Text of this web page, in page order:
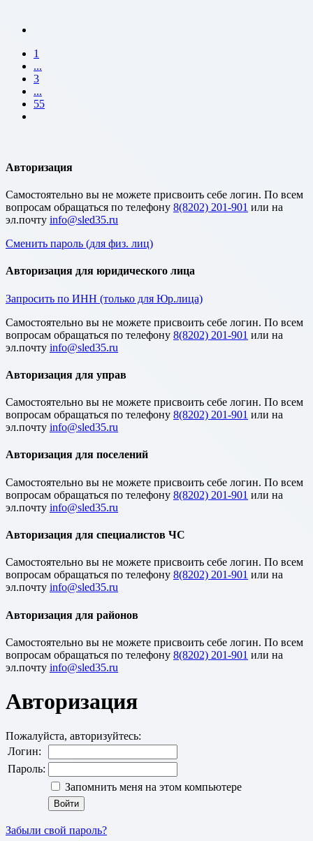
1
...
3
...
55
Авторизация
Cамостоятельно вы не можете присвоить себе логин. По всем
вопросам обращаться по телефону 8(8202) 201-901 или на
эл.почту
Сменить пароль (для физ. лиц)
Авторизация для юридического лица
Запросить по ИНН (только для Юр.лица)
Cамостоятельно вы не можете присвоить себе логин. По всем
вопросам обращаться по телефону 8(8202) 201-901 или на
эл.почту
Авторизация для управ
Cамостоятельно вы не можете присвоить себе логин. По всем
вопросам обращаться по телефону 8(8202) 201-901 или на
эл.почту
Авторизация для поселений
Cамостоятельно вы не можете присвоить себе логин. По всем
вопросам обращаться по телефону 8(8202) 201-901 или на
эл.почту
Авторизация для специалистов ЧС
Cамостоятельно вы не можете присвоить себе логин. По всем
вопросам обращаться по телефону 8(8202) 201-901 или на
эл.почту
Авторизация для районов
Cамостоятельно вы не можете присвоить себе логин. По всем
вопросам обращаться по телефону 8(8202) 201-901 или на
эл.почту
Авторизация
Пожалуйста, авторизуйтесь:
Логин:
Пароль:
Запомнить меня на этом компьютере
Забыли свой пароль?